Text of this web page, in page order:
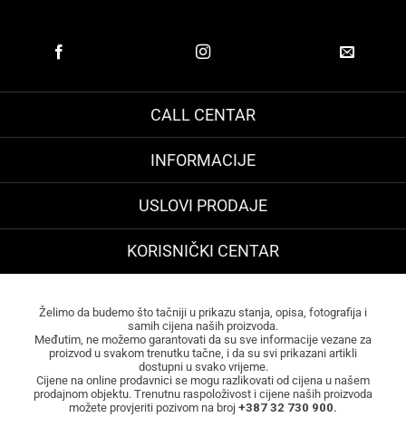
CALL CENTAR
INFORMACIJE
USLOVI PRODAJE
KORISNIČKI CENTAR
Želimo da budemo što tačniji u prikazu stanja, opisa, fotografija i
samih cijena naših proizvoda.
Međutim, ne možemo garantovati da su sve informacije vezane za
proizvod u svakom trenutku tačne, i da su svi prikazani artikli
dostupni u svako vrijeme.
Cijene na online prodavnici se mogu razlikovati od cijena u našem
prodajnom objektu. Trenutnu raspoloživost i cijene naših proizvoda
možete provjeriti pozivom na broj +387 32 730 900.